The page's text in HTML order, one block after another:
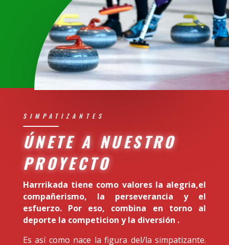
SIMPATIZANTES
ÚNETE A NUESTRO
PROYECTO
Harrrikada tiene como valores la alegria,el
compañerismo, la perseverancia y el
esfuerzo. Por eso, combina en torno al
deporte la competicion y la diversión .
Es así como nace la figura del/la simpatizante.